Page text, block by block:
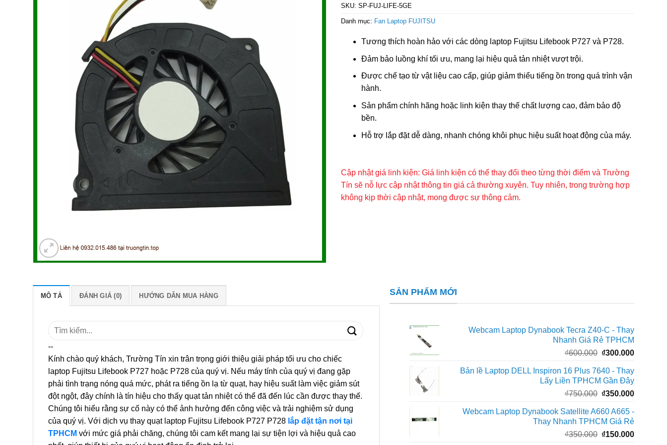
SKU: SP-FUJ-LIFE-5GE
Danh mục: Fan Laptop FUJITSU
Tương thích hoàn hảo với các dòng laptop Fujitsu Lifebook P727 và P728.
Đảm bảo luồng khí tối ưu, mang lại hiệu quả tản nhiệt vượt trội.
Được chế tạo từ vật liệu cao cấp, giúp giảm thiểu tiếng ồn trong quá trình vận
hành.
Sản phẩm chính hãng hoặc linh kiện thay thế chất lượng cao, đảm bảo độ
bền.
Hỗ trợ lắp đặt dễ dàng, nhanh chóng khôi phục hiệu suất hoạt động của máy.
Cập nhật giá linh kiện: Giá linh kiện có thể thay đổi theo từng thời điểm và Trường
Tín sẽ nỗ lực cập nhật thông tin giá cả thường xuyên. Tuy nhiên, trong trường hợp
không kịp thời cập nhật, mong được sự thông cảm.
MÔ TẢ ĐÁNH GIÁ (0) HƯỚNG DẪN MUA HÀNG
Tìm
--
Kính chào quý khách, Trường Tín xin trân trọng giới thiệu giải pháp tối ưu cho chiếc
laptop Fujitsu Lifebook P727 hoặc P728 của quý vị. Nếu máy tính của quý vị đang gặp
phải tình trạng nóng quá mức, phát ra tiếng ồn lạ từ quạt, hay hiệu suất làm việc giảm sút
đột ngột, đây chính là tín hiệu cho thấy quạt tản nhiệt có thể đã đến lúc cần được thay thế.
Chúng tôi hiểu rằng sự cố này có thể ảnh hưởng đến công việc và trải nghiệm sử dụng
của quý vị. Với dịch vụ thay quạt laptop Fujitsu Lifebook P727 P728 lắp đặt tận nơi tại
TPHCM với mức giá phải chăng, chúng tôi cam kết mang lại sự tiện lợi và hiệu quả cao
SẢN PHẨM MỚI
Webcam Laptop Dynabook Tecra Z40-C - Thay
Nhanh Giá Rẻ TPHCM
₫600.000 Giá
là:
₫600.000.
₫300.000Giá
Bản lề Laptop DELL Inspiron 16 Plus 7640 - Thay
Lấy Liền TPHCM Gần Đây
₫750.000 Giá
là:
₫750.000.
₫350.000Giá
tại
là:
Webcam Laptop Dynabook Satellite A660 A665 -
Thay Nhanh TPHCM Giá Rẻ
₫350.000 Giá
₫150.000Giá